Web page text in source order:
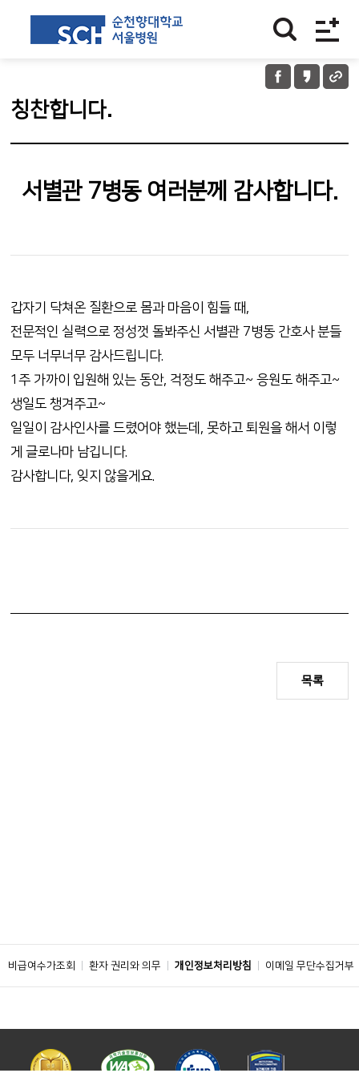
칭찬합니다.
서별관 7병동 여러분께 감사합니다.
갑자기 닥쳐온 질환으로 몸과 마음이 힘들 때,
전문적인 실력으로 정성껏 돌봐주신 서별관 7병동 간호사 분들
모두 너무너무 감사드립니다.
1주 가까이 입원해 있는 동안, 걱정도 해주고~ 응원도 해주고~
생일도 챙겨주고~
일일이 감사인사를 드렸어야 했는데, 못하고 퇴원을 해서 이렇
게 글로나마 남깁니다.
감사합니다, 잊지 않을게요.
목록
비급여수가조회 환자 권리와 의무 개인정보처리방침 이메일 무단수집거부